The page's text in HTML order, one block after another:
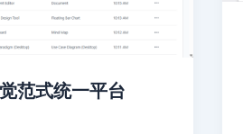
范式统一平台